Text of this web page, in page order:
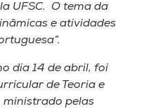
UFSC. O tema da
e atividades
dia 14 de abril, foi
de Teoria e
pelas